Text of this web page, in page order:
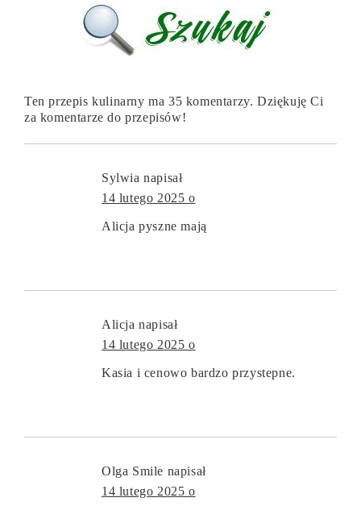
Ten przepis kulinarny ma 35 komentarzy. Dziękuję Ci
za komentarze do przepisów!
Sylwia napisał
14 lutego 2025 o
Alicja pyszne mają
Alicja napisał
14 lutego 2025 o
Kasia i cenowo bardzo przystepne.
Olga Smile napisał
14 lutego 2025 o